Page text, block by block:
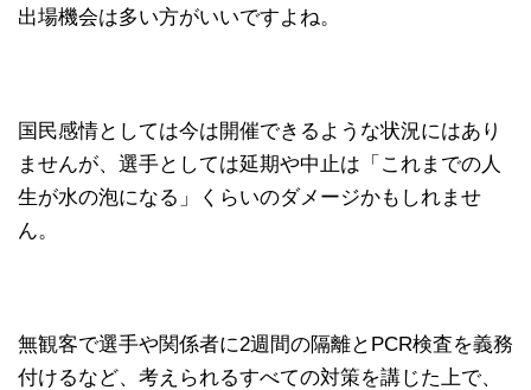
出場機会は多い方がいいですよね。
国民感情としては今は開催できるような状況にはあり
ませんが、選手としては延期や中止は「これまでの人
生が水の泡になる」くらいのダメージかもしれませ
ん。
無観客で選手や関係者に2週間の隔離とPCR検査を義務
付けるなど、考えられるすべての対策を講じた上で、